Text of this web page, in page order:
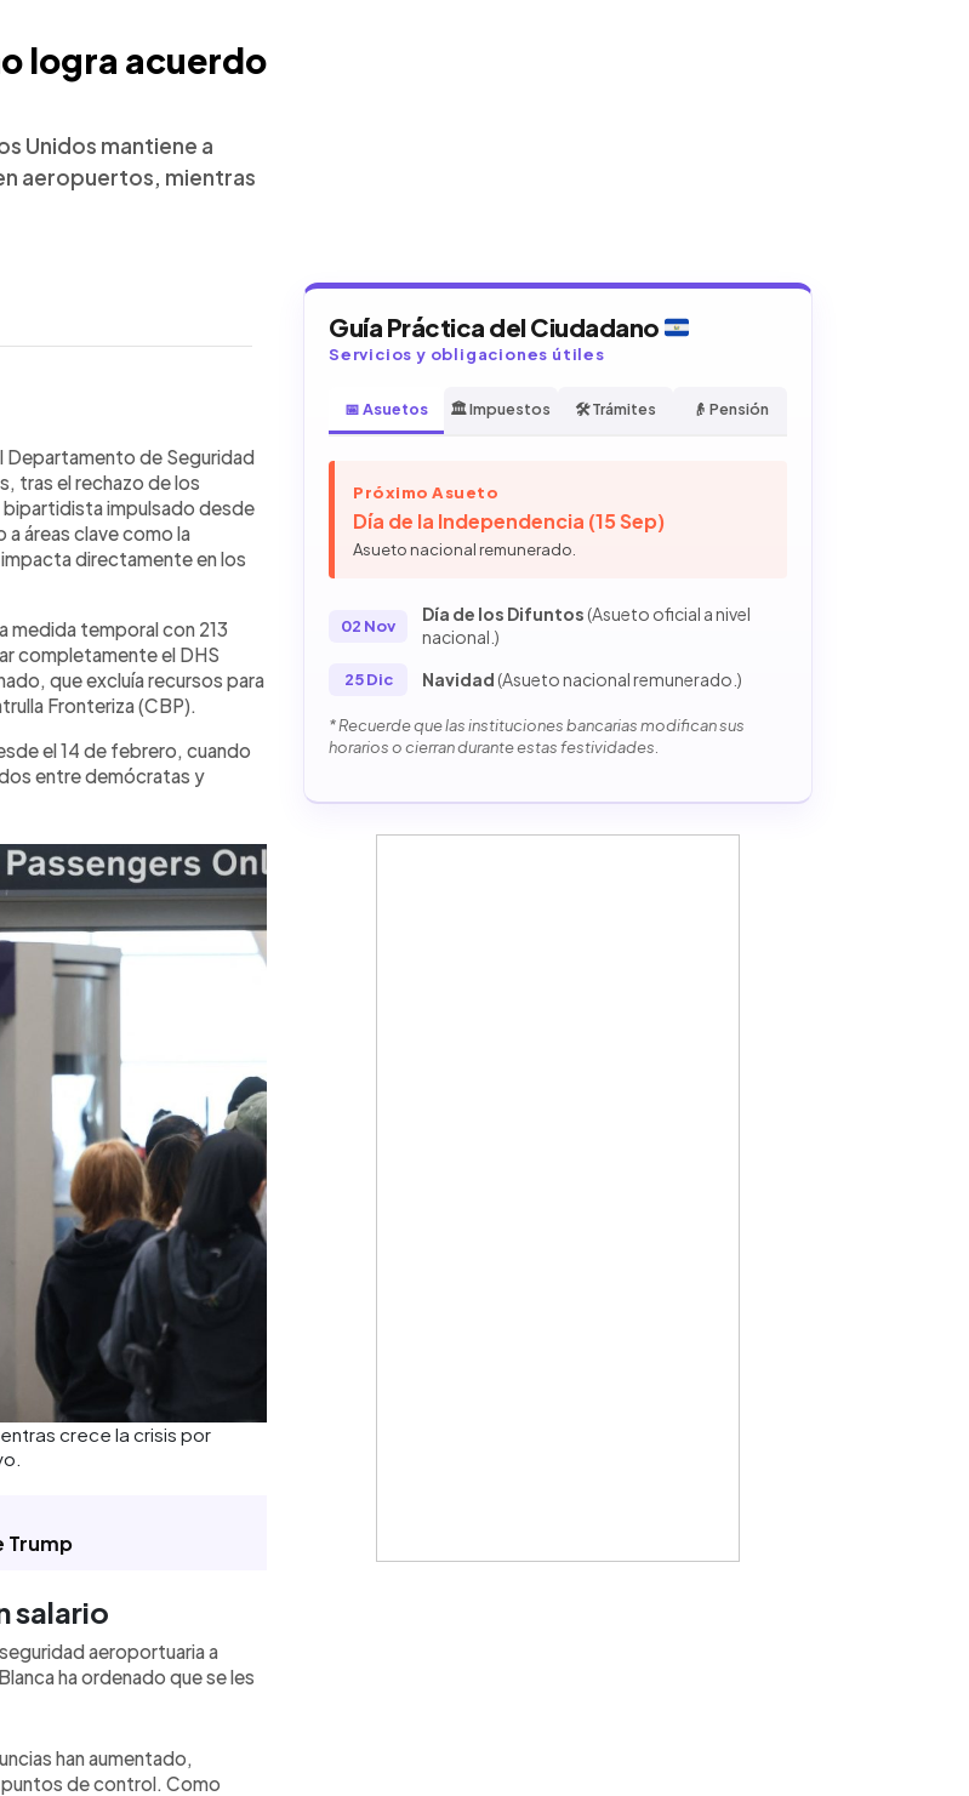
logra acuerdo
Unidos mantiene a
aeropuertos, mientras
el financiamiento del
a los aeropuertos
acuerdo del Senado
falta de consenso.
sin salario,
disponible.
Fronteriza, mientras
que impiden
Departamento de Seguridad
tras el rechazo de los
bipartidista impulsado desde
áreas clave como la
directamente en los
medida temporal con 213
completamente el DHS
que excluía recursos para
Fronteriza (CBP).
el 14 de febrero, cuando
entre demócratas y
crece la crisis por
Trump
salario
aeroportuaria a
ha ordenado que se les
han aumentado,
de control. Como
Guía Práctica del Ciudadano
Servicios y obligaciones útiles
📅 Asuetos 🏛️ Impuestos 🛠️ Trámites 👴 Pensión
Próximo Asueto
Día de la Independencia (15 Sep)
Asueto nacional remunerado.
02 Nov
Día de los Difuntos(Asueto oficial a nivel
nacional.)
25 Dic Navidad(Asueto nacional remunerado.)
* Recuerde que las instituciones bancarias modifican sus
horarios o cierran durante estas festividades.